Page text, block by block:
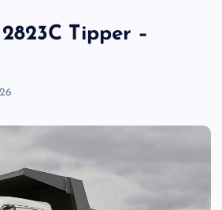
Tipper –